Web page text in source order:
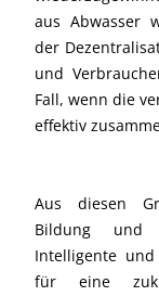
aus Abwasser
der
und
Fall, wenn die
effektiv
Aus diesen
Bildung und
Intelligente
für eine